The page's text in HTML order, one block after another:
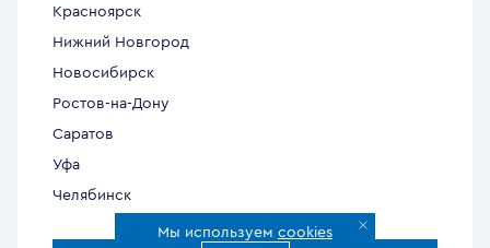
Красноярск
Нижний Новгород
Новосибирск
Ростов-на-Дону
Саратов
Уфа
Челябинск
Мы используем cookies